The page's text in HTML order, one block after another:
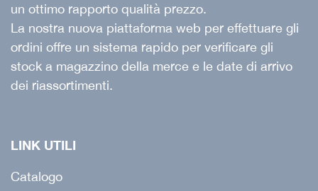
un ottimo rapporto qualità prezzo.
La nostra nuova piattaforma web per effettuare gli
ordini offre un sistema rapido per verificare gli
stock a magazzino della merce e le date di arrivo
dei riassortimenti.
LINK UTILI
Catalogo